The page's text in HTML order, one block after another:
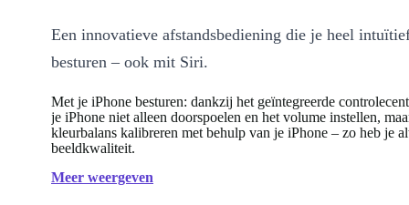
Een innovatieve afstandsbediening die je heel
besturen – ook mit Siri.
Met je iPhone besturen: dankzij het geïntegreerde
je iPhone niet alleen doorspoelen en het volume instellen,
kleurbalans kalibreren met behulp van je iPhone – zo heb je
beeldkwaliteit.
De nieuwe lievelingsfeature van je buren: verbind je
Meer weergeven